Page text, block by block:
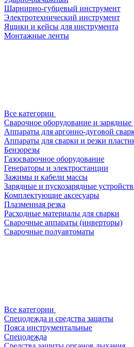
Шарнирно-губцевый инструмент
Электротехнический инструмент
Ящики и кейсы для инструмента
Монтажные ленты
Все категории
Сварочное оборудование и зарядные
Аппараты для аргонно-дуговой
Аппараты для сварки и резки
Бензорезы
Газосварочное оборудование
Генераторы и электростанции
Зажимы и кабели массы
Зарядные и пускозарядные
Комплектующие аксесуары
Плазменная резка
Расходные материалы для сварки
Сварочные аппараты (инверторы)
Сварочные полуавтоматы
Все категории
Спецодежда и средства защиты
Пояса инструментальные
Спецодежда